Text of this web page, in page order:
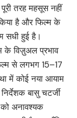
तरह महसूस नहीं
है और फिल्म के
सधी हुई है।
के विज़ुअल प्रभाव
से लगभग 15–17
में कोई नया आयाम
बासु चटर्जी
अनावश्यक